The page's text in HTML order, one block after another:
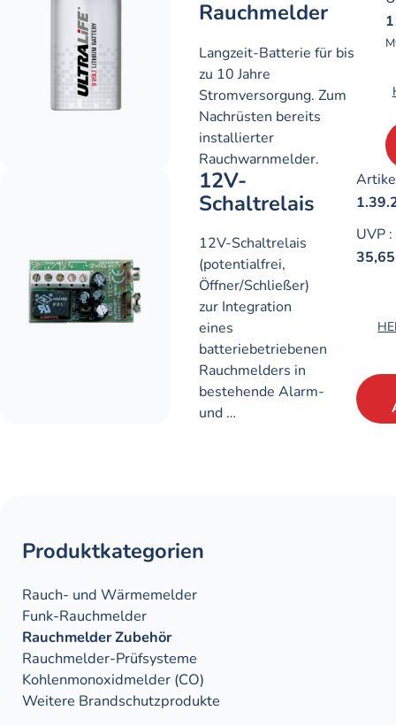
Rauchmelder
Langzeit-Batterie für bis
zu 10 Jahre
Stromversorgung. Zum
Nachrüsten bereits
installierter
Rauchwarnmelder.
12V-
Schaltrelais
12V-Schaltrelais
(potentialfrei,
Öffner/Schließer)
zur Integration
eines
batteriebetriebenen
Rauchmelders in
bestehende Alarm-
und …
UVP :
Produktkategorien
Rauch- und Wärme­­­melder
Funk-Rauchmelder
Rauchmelder Zubehör
Rauch­melder-Prüf­systeme
Kohlen­monoxid­melder (CO)
Weitere Brandschutz­produkte